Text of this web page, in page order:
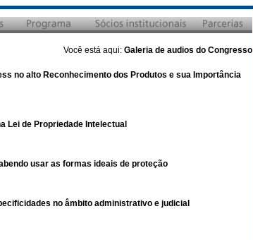
Você está aqui: Galeria de audios do Congresso
no alto Reconhecimento dos Produtos e sua Importância
Lei de Propriedade Intelectual
usar as formas ideais de proteção
no âmbito administrativo e judicial